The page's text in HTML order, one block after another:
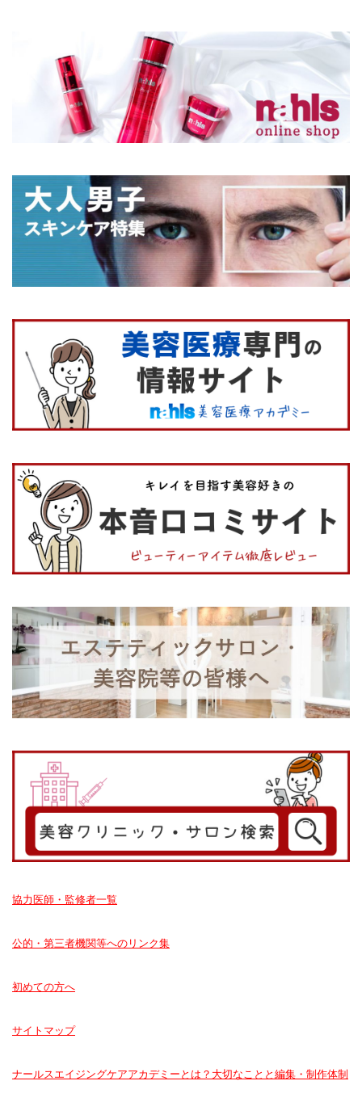
協力医師・監修者一覧
公的・第三者機関等へのリンク集
初めての方へ
サイトマップ
ナールスエイジングケアアカデミーとは？大切なことと編集・制作体制